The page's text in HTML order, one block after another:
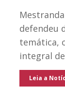
defendeu
temática,
integral
Leia a